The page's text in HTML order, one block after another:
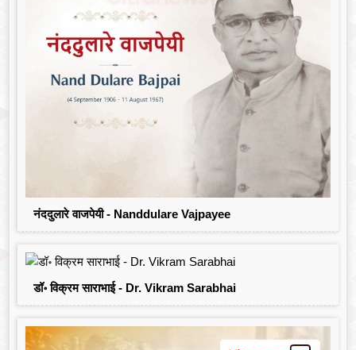
नंददुलारे वाजपेयी - Nanddulare Vajpayee
डॉ॰ विक्रम साराभाई - Dr. Vikram Sarabhai